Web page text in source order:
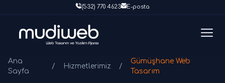
(532) 770 4623 E-posta
Ana
Sayfa
/ Hizmetlerimiz /
Gümüşhane Web
Tasarım